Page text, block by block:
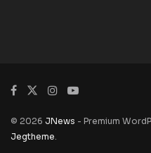
© 2026 JNews - Premium
Jegtheme.